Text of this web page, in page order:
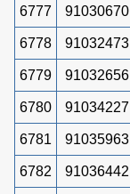
6777 91030670
6778 91032473
6779 91032656
6780 91034227
6781 91035963
6782 91036442